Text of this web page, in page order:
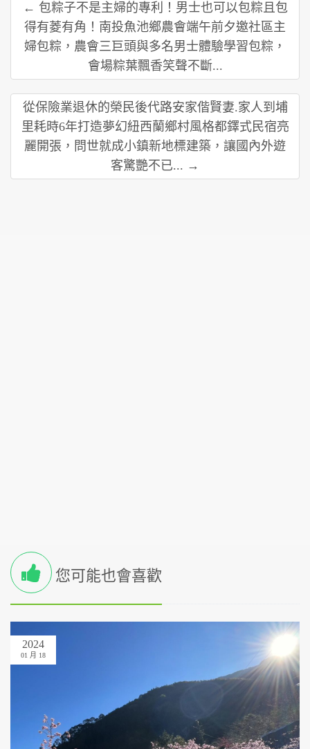
← 包粽子不是主婦的專利！男士也可以包粽且包
得有菱有角！南投魚池鄉農會端午前夕邀社區主
婦包粽，農會三巨頭與多名男士體驗學習包粽，
會場粽葉飄香笑聲不斷...
從保險業退休的榮民後代路安家偕賢妻.家人到埔
里耗時6年打造夢幻紐西蘭鄉村風格都鐸式民宿亮
麗開張，問世就成小鎮新地標建築，讓國內外遊
客驚艷不已... →
您可能也會喜歡
2024
01 月 18